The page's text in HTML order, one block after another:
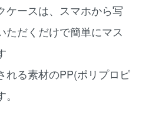
ケースは、スマホから写
ただくだけで簡単にマス
れる素材のPP(ポリプロピ